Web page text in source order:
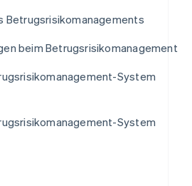
Betrugsrisikomanagements
beim Betrugsrisikomanagement
System
System